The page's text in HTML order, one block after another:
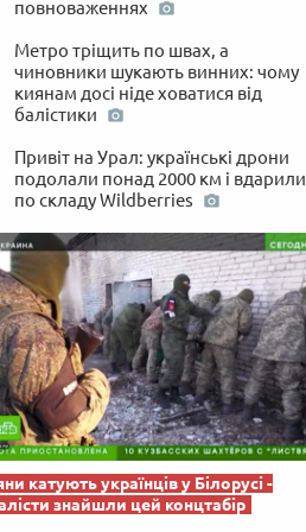
повноваженнях
Метро тріщить по швах, а
чиновники шукають винних: чому
киянам досі ніде ховатися від
балістики
Привіт на Урал: українські дрони
подолали понад 2000 км і вдарили
по складу Wildberries
катують українців у Білорусі -
знайшли цей концтабір